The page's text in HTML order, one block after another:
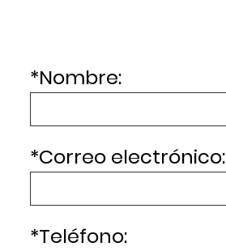
*Nombre:
*Correo electrónico:
*Teléfono: